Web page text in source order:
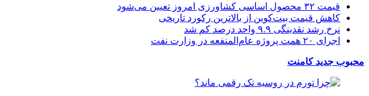
قیمت ۳۲ محصول اساسی کشاورزی امروز تعیین می‌شود
کاهش قیمت بیت‌کوین از بالاترین رکورد تاریخی
نرخ رشد نقدینگی ۹.۹ واحد درصد کم شد
اجرای ۲۰ همت پروژه عام‌المنفعه در وزارت نفت
محبوب جدیدکامنت